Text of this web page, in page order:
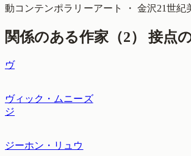
動コンテンポラリーアート ・ 金沢21世紀
関係のある作家（2） 接点
ヴ
ヴィック・ムニーズ
ジ
ジーホン・リュウ